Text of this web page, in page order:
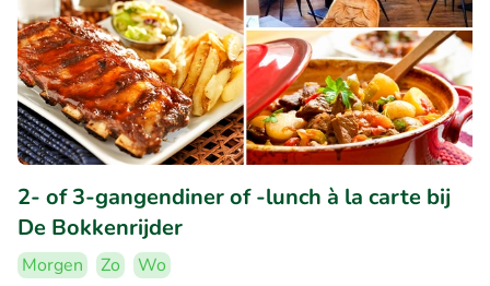
2- of 3-gangendiner of -lunch à la carte bij
De Bokkenrijder
Morgen Zo
Wo